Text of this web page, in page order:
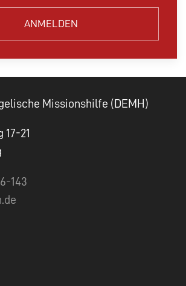
ANMELDEN
Missionshilfe (DEMH)
21
143